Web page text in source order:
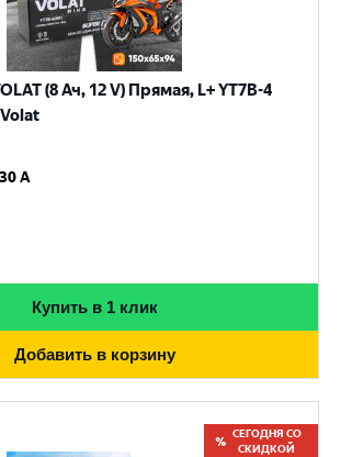
(8 Ач, 12 V) Прямая, L+ YT7B-4
A
Купить в 1 клик
Добавить в корзину
СЕГОДНЯ СО
СКИДКОЙ